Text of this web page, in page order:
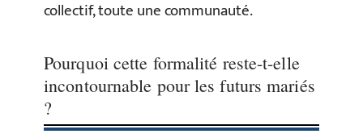
collectif, toute une communauté.
Pourquoi cette formalité reste-t-elle
incontournable pour les futurs mariés
?